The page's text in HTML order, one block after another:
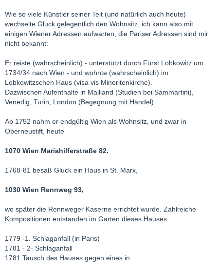
Wie so viele Künstler seiner Teit (und natürlich auch heute)
wechselte Gluck gelegentlich den Wohnsitz, ich kann also mit
einigen Wiener Adressen aufwarten, die Pariser Adressen sind mir
nicht bekannt:
Er reiste (wahrscheinlich) - unterstützt durch Fürst Lobkowitz um
1734/34 nach Wien - und wohnte (wahrscheinlich) im
Lobkowitzschen Haus (visa vis Minoritenkirche).
Dazwischen Aufenthalte in Mailland (Studien bei Sammartini),
Venedig, Turin, London (Begegnung mit Händel)
Ab 1752 nahm er endgültig Wien als Wohnsitz, und zwar in
Oberneustift, heute
1070 Wien Mariahilferstraße 82.
1768-81 besaß Gluck ein Haus in St. Marx,
1030 Wien Rennweg 93,
wo später die Rennweger Kaserne errichtet wurde. Zahlreiche
Kompositionen entstanden im Garten dieses Hauses.
1779 -1. Schlaganfall (in Paris)
1781 - 2- Schlaganfall
1781 Tausch des Hauses gegen eines in